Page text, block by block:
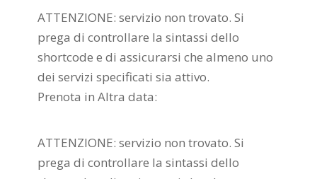
ATTENZIONE: servizio non trovato. Si
prega di controllare la sintassi dello
shortcode e di assicurarsi che almeno uno
dei servizi specificati sia attivo.
Prenota in Altra data:
ATTENZIONE: servizio non trovato. Si
prega di controllare la sintassi dello